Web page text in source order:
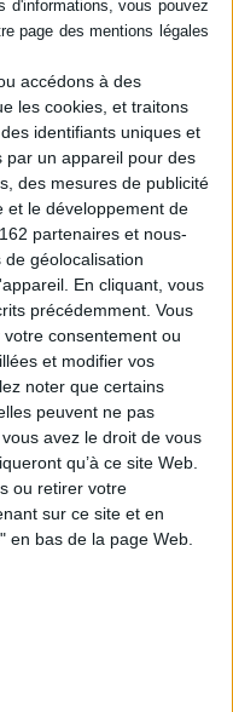
accédons à des
les cookies, et traitons
identifiants uniques et
par un appareil pour des
des mesures de publicité
et le développement de
partenaires et nous-
géolocalisation
En cliquant, vous
précédemment. Vous
consentement ou
et modifier vos
noter que certains
peuvent ne pas
avez le droit de vous
qu’à ce site Web.
ou retirer votre
sur ce site et en
en bas de la page Web.
est l'évidence. Rien n'est
érudites émaillent ces
tout est
chronologique, il suit la
du Rock que nous vous
est découpé comme
dans l'œuvre du groupe
aèrent l'ensemble.
de la genèse de
auteurs , Jean-Michel
éditoriaux chez
richesse de contenus
l'écriture qui évite toute
indigeste.